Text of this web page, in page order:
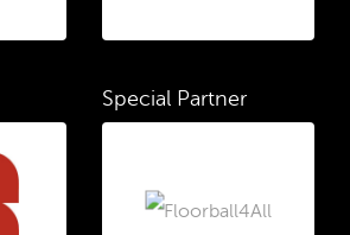
Special Partner